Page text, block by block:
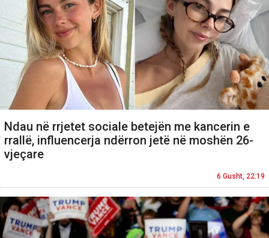
Ndau në rrjetet sociale betejën me kancerin e
rrallë, influencerja ndërron jetë në moshën 26-
vjeçare
6 Gusht, 22:19